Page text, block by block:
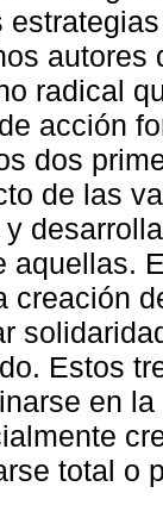
radical
acción
dos
de las
aquellas.
creación
Estos
en
total o